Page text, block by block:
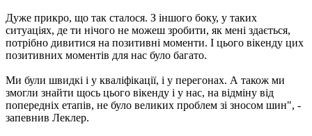
Дуже прикро, що так сталося. З іншого боку, у таких
ситуаціях, де ти нічого не можеш зробити, як мені здається,
потрібно дивитися на позитивні моменти. І цього вікенду цих
позитивних моментів для нас було багато.
Ми були швидкі і у кваліфікації, і у перегонах. А також ми
змогли знайти щось цього вікенду і у нас, на відміну від
попередніх етапів, не було великих проблем зі зносом шин", -
запевнив Леклер.